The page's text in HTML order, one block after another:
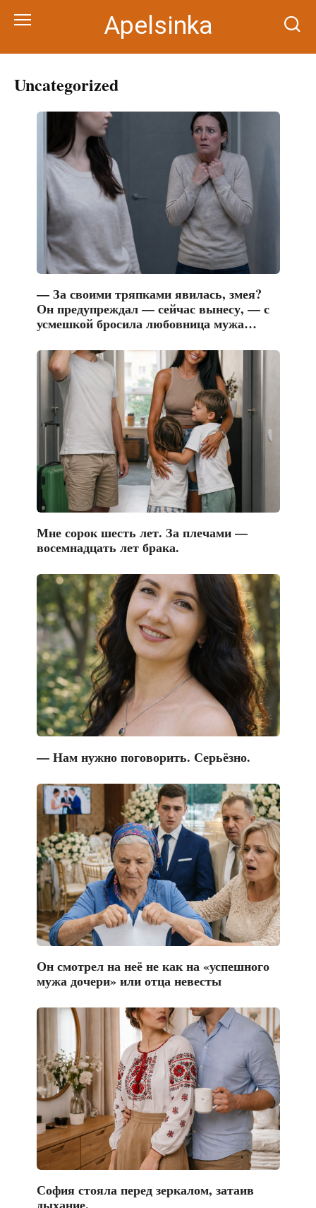
Apelsinka
Uncategorized
— За своими тряпками явилась, змея?
Он предупреждал — сейчас вынесу, — с
усмешкой бросила любовница мужа…
Мне сорок шесть лет. За плечами —
восемнадцать лет брака.
— Нам нужно поговорить. Серьёзно.
Он смотрел на неё не как на «успешного
мужа дочери» или отца невесты
София стояла перед зеркалом, затаив
дыхание.